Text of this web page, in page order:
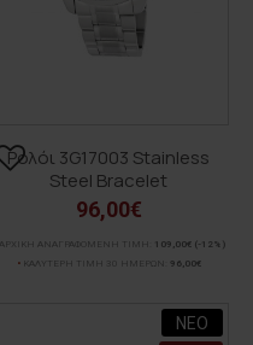
Ρολόι 3G17003 Stainless
Steel Bracelet
96,00€
ΑΡΧΙΚΗ ΑΝΑΓΡΑΦΟΜΕΝΗ ΤΙΜΗ: 109,00€ (-12%)
ΚΑΛΥΤΕΡΗ ΤΙΜΗ 30 ΗΜΕΡΩΝ:
96,00€
ΝΕΟ